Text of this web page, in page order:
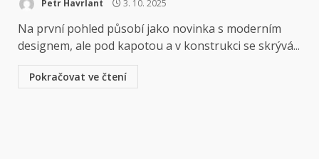
Petr Havrlant 3. 10. 2025
Na první pohled působí jako novinka s moderním
designem, ale pod kapotou a v konstrukci se skrývá...
Pokračovat ve čtení